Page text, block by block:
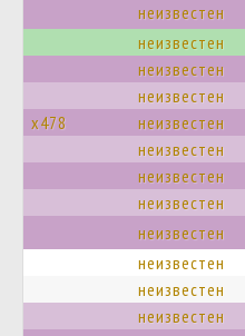
неизвестен
неизвестен
неизвестен
неизвестен
х478 неизвестен
неизвестен
неизвестен
неизвестен
неизвестен
неизвестен
неизвестен
неизвестен